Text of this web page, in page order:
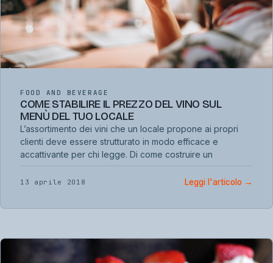
FOOD AND BEVERAGE
COME STABILIRE IL PREZZO DEL VINO SUL
MENÙ DEL TUO LOCALE
L’assortimento dei vini che un locale propone ai propri
clienti deve essere strutturato in modo efficace e
accattivante per chi legge. Di come costruire un
13 aprile 2018 Leggi l'articolo →